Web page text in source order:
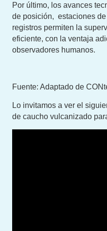
Por último, los avances
de posición, estaciones
registros permiten la
eficiente, con la ventaja
observadores humanos.
Fuente: Adaptado de
Lo invitamos a ver el
de caucho vulcanizado